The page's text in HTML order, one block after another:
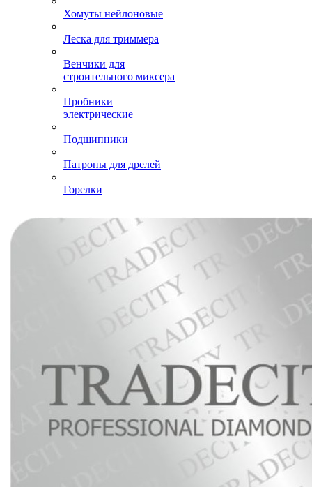
Хомуты нейлоновые
Леска для триммера
Венчики для
строительного миксера
Пробники
электрические
Подшипники
Патроны для дрелей
Горелки